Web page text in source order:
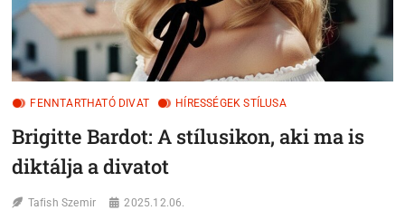
FENNTARTHATÓ DIVAT HÍRESSÉGEK STÍLUSA
Brigitte Bardot: A stílusikon, aki ma is
diktálja a divatot
Tafish Szemir 2025.12.06.